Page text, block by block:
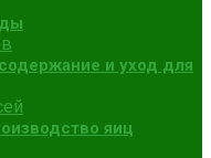
и уход для
яиц